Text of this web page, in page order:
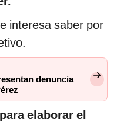
interesa saber por
denuncia
elaborar el